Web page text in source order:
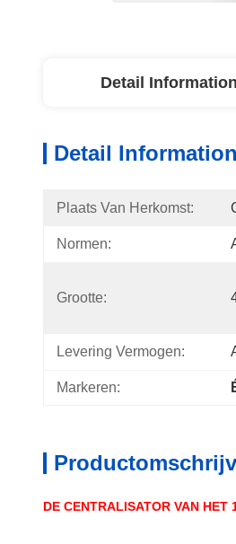
Detail Information
Detail Information
Plaats Van Herkomst:
Normen:
Grootte:
Levering Vermogen:
Markeren:
DE CENTRALISATOR VAN